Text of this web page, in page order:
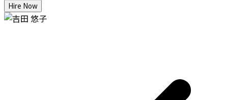
Hire Now